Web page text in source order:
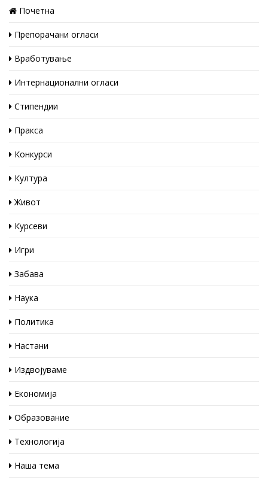
Почетна
Препорачани огласи
Вработување
Интернационални огласи
Стипендии
Пракса
Конкурси
Култура
Живот
Курсеви
Игри
Забава
Наука
Политика
Настани
Издвојуваме
Економија
Образование
Технологија
Наша тема